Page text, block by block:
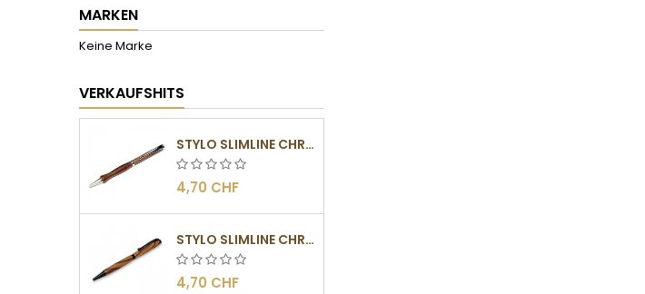
MARKEN
Keine Marke
VERKAUFSHITS
STYLO SLIMLINE CHROMÉ
4,70 CHF
STYLO SLIMLINE CHROMÉ NOIR
4,70 CHF